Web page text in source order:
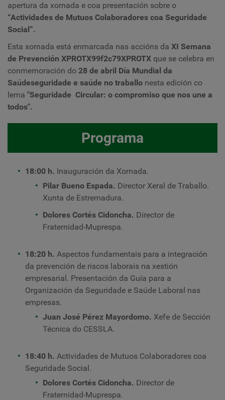
apertura da xornada e coa presentación sobre o
“Actividades de Mutuos Colaboradores coa Seguridade
Social”.
Esta xornada está enmarcada nas accións da XI Semana
de Prevención XPROTX99f2c79XPROTX que se celebra en
conmemoración do 28 de abril Día Mundial da
Saúdeseguridade e saúde no traballo nesta edición co
lema "Seguridade Circular: o compromiso que nos une a
todos".
Programa
18:00 h. Inauguración da Xornada.
Pilar Bueno Espada. Director Xeral de Traballo.
Xunta de Estremadura.
Dolores Cortés Cidoncha. Director de
Fraternidad-Muprespa.
18:20 h. Aspectos fundamentais para a integración
da prevención de riscos laborais na xestión
empresarial. Presentación da Guía para a
Organización da Seguridade e Saúde Laboral nas
empresas.
Juan José Pérez Mayordomo. Xefe de Sección
Técnica do CESSLA.
18:40 h. Actividades de Mutuos Colaboradores coa
Seguridade Social.
Dolores Cortés Cidoncha. Director de
Fraternidad-Muprespa.